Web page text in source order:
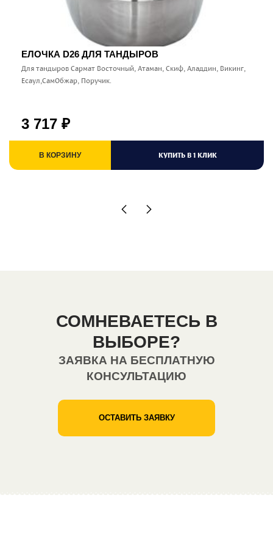
ЕЛОЧКА D26 ДЛЯ ТАНДЫРОВ
Для тандыров Сармат Восточный, Атаман, Скиф, Аладдин, Викинг,
Есаул,СамОбжар, Поручик.
3 717 ₽
В КОРЗИНУ КУПИТЬ В 1 КЛИК
СОМНЕВАЕТЕСЬ В
ВЫБОРЕ?
ЗАЯВКА НА БЕСПЛАТНУЮ
КОНСУЛЬТАЦИЮ
ОСТАВИТЬ ЗАЯВКУ